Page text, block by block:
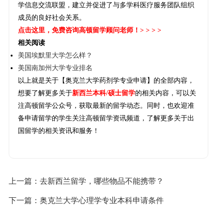
学信息交流联盟，建立并促进了与多学科医疗服务团队组织
成员的良好社会关系。
点击这里 ，免费咨询高顿留学顾问老师！> > > >
相关阅读
美国埃默里大学怎么样？
美国南加州大学专业排名
以上就是关于【奥克兰大学药剂学专业申请】的全部内容，
想要了解更多关于新西兰本科/硕士留学的相关内容，可以关
注高顿留学公众号，获取最新的留学动态。同时，也欢迎准
备申请留学的学生关注高顿留学资讯频道，了解更多关于出
国留学的相关资讯和服务！
上一篇： 去新西兰留学，哪些物品不能携带？
下一篇： 奥克兰大学心理学专业本科申请条件